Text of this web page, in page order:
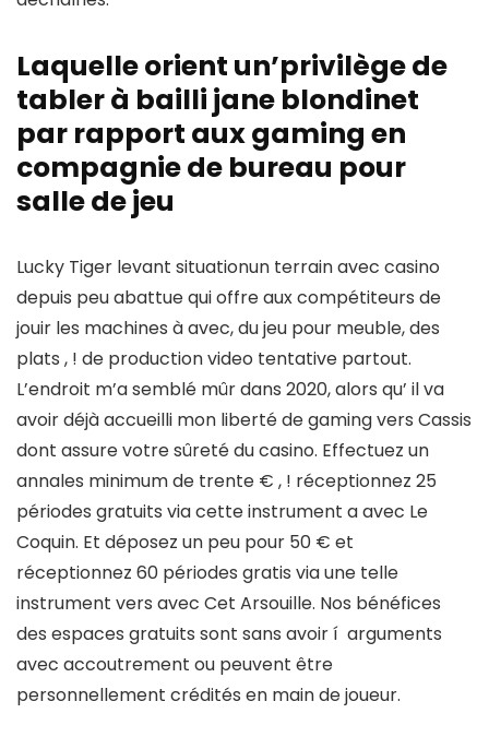
Laquelle orient un’privilège de
tabler à bailli jane blondinet
par rapport aux gaming en
compagnie de bureau pour
salle de jeu
Lucky Tiger levant situationun terrain avec casino
depuis peu abattue qui offre aux compétiteurs de
jouir les machines à avec, du jeu pour meuble, des
plats , ! de production video tentative partout.
L’endroit m’a semblé mûr dans 2020, alors qu’ il va
avoir déjà accueilli mon liberté de gaming vers Cassis
dont assure votre sûreté du casino. Effectuez un
annales minimum de trente € , ! réceptionnez 25
périodes gratuits via cette instrument a avec Le
Coquin. Et déposez un peu pour 50 € et
réceptionnez 60 périodes gratis via une telle
instrument vers avec Cet Arsouille. Nos bénéfices
des espaces gratuits sont sans avoir í arguments
avec accoutrement ou peuvent être
personnellement crédités en main de joueur.